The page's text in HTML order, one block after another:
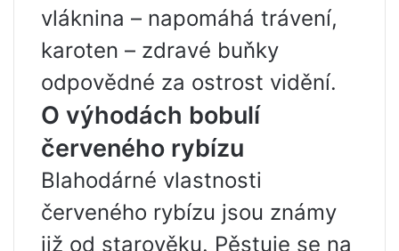
vláknina – napomáhá trávení,
karoten – zdravé buňky
odpovědné za ostrost vidění.
O výhodách bobulí
červeného rybízu
Blahodárné vlastnosti
červeného rybízu jsou známy
již od starověku. Pěstuje se na